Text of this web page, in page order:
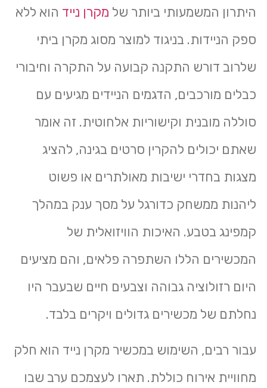
היתרון המשמעותי ביותר שלמקרן ניידהוא ללא
ספק הניידות. בניגוד למוצר מסוג מקרן ביתי
שלרוב דורש התקנה קבועה על התקרה וחיבורי
כבלים מורכבים, הדגמים הניידים מגיעים עם
סוללה מובנית וקישוריות אלחוטית. זה אומר
שאתם יכולים להקרין סרטים בגינה, להציג
מצגות בחדרי ישיבות מאולתרים או פשוט
ליהנות ממשחק כדורגל על מסך ענק במהלך
קמפינג בטבע. האיכות הוויזואלית של
המכשירים הללו השתפרה פלאים, והם מציעים
היום רזולוציה גבוהה וצבעים חיים שבעבר היו
נחלתם של מכשירים גדולים ויקרים בלבד.
עבור רבים, השימוש במכשיר מקרן נייד הוא חלק
מחוויית אירוח כוללת. תארו לעצמכם ערב שבו